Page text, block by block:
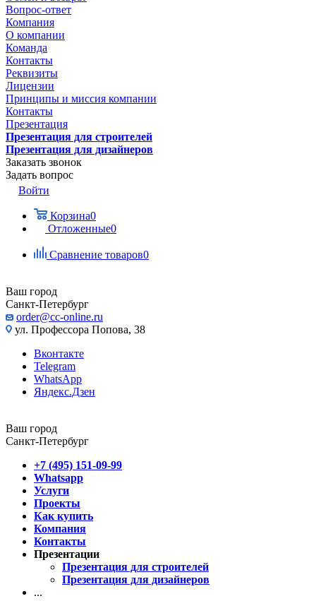
Вопрос-ответ
Компания
О компании
Команда
Контакты
Реквизиты
Лицензии
Принципы и миссия компании
Контакты
Презентация
Презентация для строителей
Презентация для дизайнеров
Заказать звонок
Задать вопрос
Войти
Корзина0
Отложенные0
Сравнение товаров0
Ваш город
Санкт-Петербург
order@cc-online.ru
ул. Профессора Попова, 38
Вконтакте
Telegram
WhatsApp
Яндекс.Дзен
Ваш город
Санкт-Петербург
+7 (495) 151-09-99
Whatsapp
Услуги
Проекты
Как купить
Компания
Контакты
Презентации
Презентация для строителей
Презентация для дизайнеров
...